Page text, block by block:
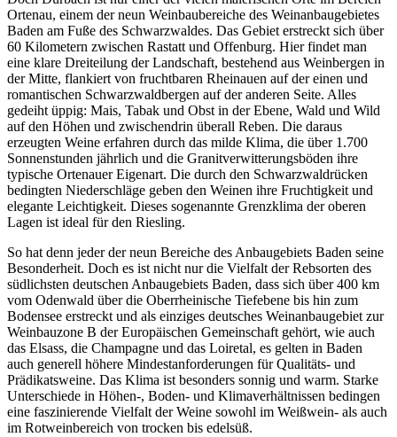
Ortenau, einem der neun Weinbaubereiche des Weinanbaugebietes
Baden am Fuße des Schwarzwaldes. Das Gebiet erstreckt sich über
60 Kilometern zwischen Rastatt und Offenburg. Hier findet man
eine klare Dreiteilung der Landschaft, bestehend aus Weinbergen in
der Mitte, flankiert von fruchtbaren Rheinauen auf der einen und
romantischen Schwarzwaldbergen auf der anderen Seite. Alles
gedeiht üppig: Mais, Tabak und Obst in der Ebene, Wald und Wild
auf den Höhen und zwischendrin überall Reben. Die daraus
erzeugten Weine erfahren durch das milde Klima, die über 1.700
Sonnenstunden jährlich und die Granitverwitterungsböden ihre
typische Ortenauer Eigenart. Die durch den Schwarzwaldrücken
bedingten Niederschläge geben den Weinen ihre Fruchtigkeit und
elegante Leichtigkeit. Dieses sogenannte Grenzklima der oberen
Lagen ist ideal für den Riesling.
So hat denn jeder der neun Bereiche des Anbaugebiets Baden seine
Besonderheit. Doch es ist nicht nur die Vielfalt der Rebsorten des
südlichsten deutschen Anbaugebiets Baden, dass sich über 400 km
vom Odenwald über die Oberrheinische Tiefebene bis hin zum
Bodensee erstreckt und als einziges deutsches Weinanbaugebiet zur
Weinbauzone B der Europäischen Gemeinschaft gehört, wie auch
das Elsass, die Champagne und das Loiretal, es gelten in Baden
auch generell höhere Mindestanforderungen für Qualitäts- und
Prädikatsweine. Das Klima ist besonders sonnig und warm. Starke
Unterschiede in Höhen-, Boden- und Klimaverhältnissen bedingen
eine faszinierende Vielfalt der Weine sowohl im Weißwein- als auch
im Rotweinbereich von trocken bis edelsüß.